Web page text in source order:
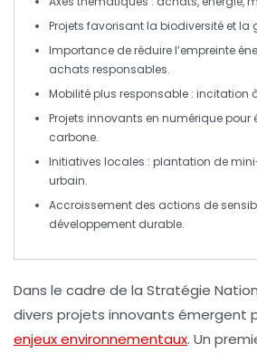
Projets favorisant la biodiversité et la
Importance deréduire l’empreinte
achats responsables.
Mobilité plus responsable : incitation
Projets innovants en numériquepour
carbone.
Initiatives locales : plantation de
urbain.
Accroissement des actions de
développement durable.
Dans le cadre de la Stratégie
divers projets innovants émergent
enjeux environnementaux. Un